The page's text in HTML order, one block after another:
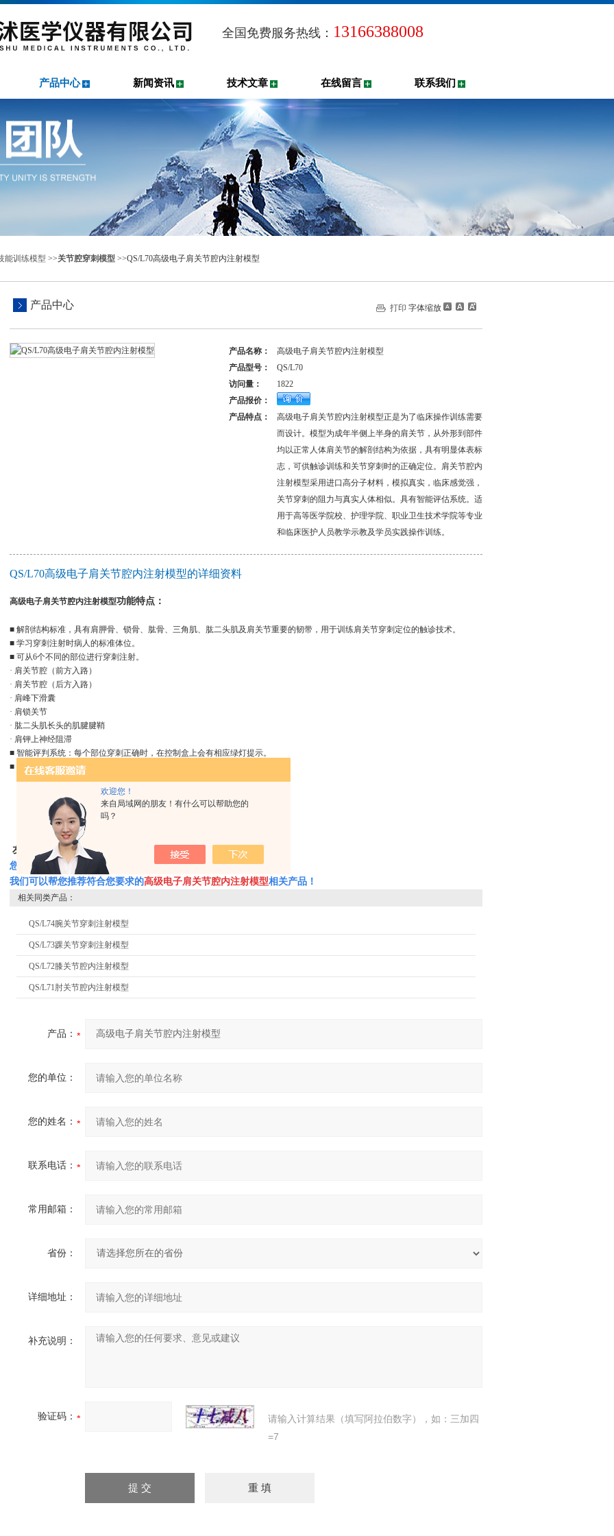
欢迎您！
来自局域网的朋友！有什么可以帮助您的
吗？
全国免费服务热线： 13166388008
产品中心 新闻资讯 技术文章 在线留言 联系我们
能训练模型 >>关节腔穿刺模型 >>QS/L70高级电子肩关节腔内注射模型
产品中心 打印 字体缩放
产品名称：
高级电子肩关节腔内注射模型
产品型号：
QS/L70
访问量：
1822
产品报价：
产品特点：
高级电子肩关节腔内注射模型正是为了临床操作训练需要
而设计。模型为成年半侧上半身的肩关节，从外形到部件
均以正常人体肩关节的解剖结构为依据，具有明显体表标
志，可供触诊训练和关节穿刺时的正确定位。肩关节腔内
注射模型采用进口高分子材料，模拟真实，临床感觉强，
关节穿刺的阻力与真实人体相似。具有智能评估系统。适
用于高等医学院校、护理学院、职业卫生技术学院等专业
和临床医护人员教学示教及学员实践操作训练。
QS/L70高级电子肩关节腔内注射模型的详细资料
高级电子肩关节腔内注射模型功能特点：
■ 解剖结构标准，具有肩胛骨、锁骨、肱骨、三角肌、肱二头肌及肩关节重要的韧带，用于训练肩关节穿刺定位的触诊技术。
■ 学习穿刺注射时病人的标准体位。
■ 可从6个不同的部位进行穿刺注射。
· 肩关节腔（前方入路）
· 肩关节腔（后方入路）
· 肩峰下滑囊
· 肩锁关节
· 肱二头肌长头的肌腱腱鞘
· 肩钾上神经阻滞
■ 智能评判系统：每个部位穿刺正确时，在控制盒上会有相应绿灯提示。
■ 皮肤表面可用肥皂水清洁，皮肤可更换。
友情提示：
您只要致电
我们可以帮您推荐符合您要求的高级电子肩关节腔内注射模型相关产品！
相关同类产品：
QS/L74腕关节穿刺注射模型
QS/L73踝关节穿刺注射模型
QS/L72膝关节腔内注射模型
QS/L71肘关节腔内注射模型
产品：
您的单位：
您的姓名：
联系电话：
常用邮箱：
省份：
详细地址：
补充说明：
验证码：
请输入计算结果（填写阿拉伯数字），如：三加四
=7